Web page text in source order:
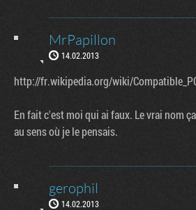
MrPapillon
14.02.2013
http://fr.wikipedia.org/wiki/
En fait c'est moi qui ai faux. Le vrai nom
au sens où je le pensais.
gerophil
14.02.2013